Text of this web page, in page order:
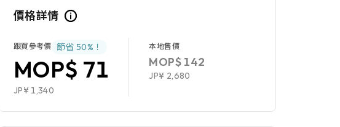
價格詳情
跟買參考價 節省 50% ！
MOP$ 71
JP¥ 1,340
本地售價
MOP$ 142
JP¥ 2,680